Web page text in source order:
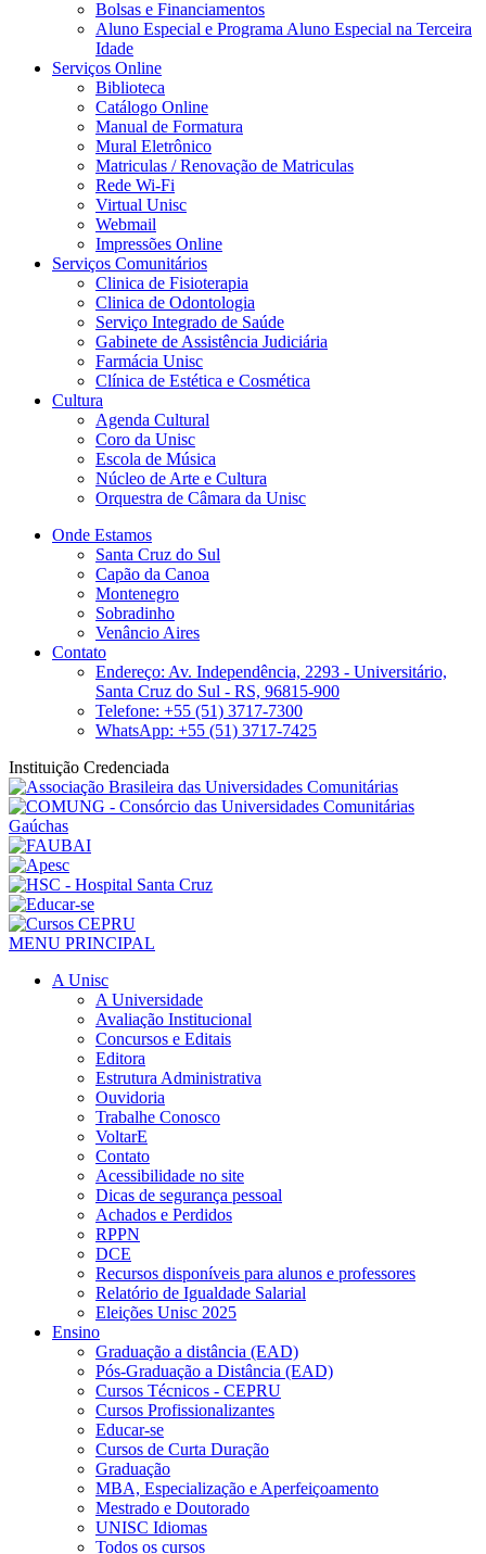
Bolsas e Financiamentos
Aluno Especial e Programa Aluno Especial na Terceira
Idade
Serviços Online
Biblioteca
Catálogo Online
Manual de Formatura
Mural Eletrônico
Matriculas / Renovação de Matriculas
Rede Wi-Fi
Virtual Unisc
Webmail
Impressões Online
Serviços Comunitários
Clinica de Fisioterapia
Clinica de Odontologia
Serviço Integrado de Saúde
Gabinete de Assistência Judiciária
Farmácia Unisc
Clínica de Estética e Cosmética
Cultura
Agenda Cultural
Coro da Unisc
Escola de Música
Núcleo de Arte e Cultura
Orquestra de Câmara da Unisc
Onde Estamos
Santa Cruz do Sul
Capão da Canoa
Montenegro
Sobradinho
Venâncio Aires
Contato
Endereço: Av. Independência, 2293 - Universitário,
Santa Cruz do Sul - RS, 96815-900
Telefone: +55 (51) 3717-7300
WhatsApp: +55 (51) 3717-7425
Instituição Credenciada
MENU PRINCIPAL
A Unisc
A Universidade
Avaliação Institucional
Concursos e Editais
Editora
Estrutura Administrativa
Ouvidoria
Trabalhe Conosco
VoltarE
Contato
Acessibilidade no site
Dicas de segurança pessoal
Achados e Perdidos
RPPN
DCE
Recursos disponíveis para alunos e professores
Relatório de Igualdade Salarial
Eleições Unisc 2025
Ensino
Graduação a distância (EAD)
Pós-Graduação a Distância (EAD)
Cursos Técnicos - CEPRU
Cursos Profissionalizantes
Educar-se
Cursos de Curta Duração
Graduação
MBA, Especialização e Aperfeiçoamento
Mestrado e Doutorado
UNISC Idiomas
Todos os cursos